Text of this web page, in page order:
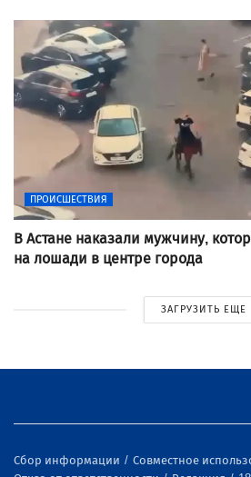
ПРОИСШЕСТВИЯ
В Астане наказали мужчину,
на лошади в центре города
ЗАГРУЗИТЬ ЕЩЕ
Сбор информации
Совместное